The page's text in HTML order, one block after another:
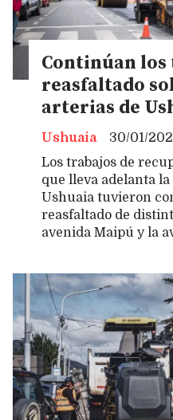
Continúan los
reasfaltado
arterias de
Ushuaia
30/01/
Los trabajos de
que lleva adelanta
Ushuaia tuvieron
reasfaltado de
avenida Maipú y la